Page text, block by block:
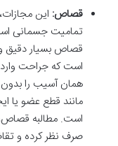
قصاص: این
تمامیت جسمانی
قصاص بسیار دقیق
است که جراحت
همان آسیب را بدون
مانند قطع عضو یا
است. مطالبه
صرف نظر کرده و